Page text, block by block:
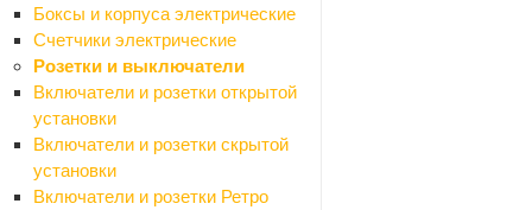
Боксы и корпуса электрические
Счетчики электрические
Розетки и выключатели
Включатели и розетки открытой
установки
Включатели и розетки скрытой
установки
Включатели и розетки Ретро
Шторки для ванной
Душевые кабины, поддоны
Назад
Душевые кабины, поддоны
Душевые двери
Душевые кабины
Душевые ограждения
Душевые уголки